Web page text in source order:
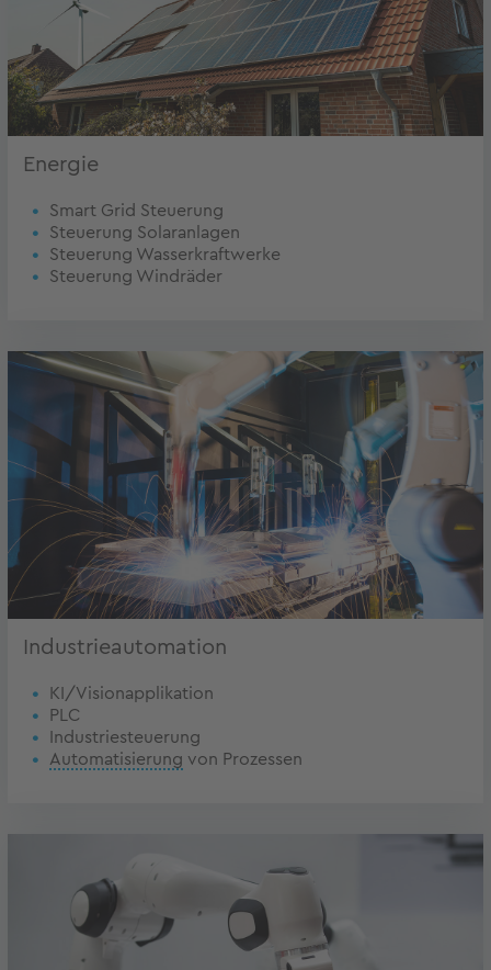
Energie
Smart Grid Steuerung
Steuerung Solaranlagen
Steuerung Wasserkraftwerke
Steuerung Windräder
Industrieautomation
KI/Visionapplikation
PLC
Industriesteuerung
Automatisierung von Prozessen